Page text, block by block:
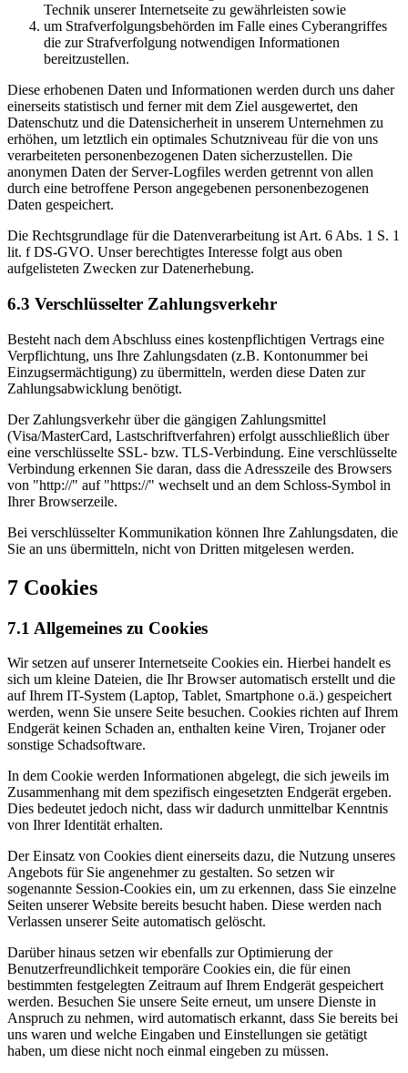
Technik unserer Internetseite zu gewährleisten sowie
um Strafverfolgungsbehörden im Falle eines Cyberangriffes
die zur Strafverfolgung notwendigen Informationen
bereitzustellen.
Diese erhobenen Daten und Informationen werden durch uns daher
einerseits statistisch und ferner mit dem Ziel ausgewertet, den
Datenschutz und die Datensicherheit in unserem Unternehmen zu
erhöhen, um letztlich ein optimales Schutzniveau für die von uns
verarbeiteten personenbezogenen Daten sicherzustellen. Die
anonymen Daten der Server-Logfiles werden getrennt von allen
durch eine betroffene Person angegebenen personenbezogenen
Daten gespeichert.
Die Rechtsgrundlage für die Datenverarbeitung ist Art. 6 Abs. 1 S. 1
lit. f DS-GVO. Unser berechtigtes Interesse folgt aus oben
aufgelisteten Zwecken zur Datenerhebung.
6.3 Verschlüsselter Zahlungsverkehr
Besteht nach dem Abschluss eines kostenpflichtigen Vertrags eine
Verpflichtung, uns Ihre Zahlungsdaten (z.B. Kontonummer bei
Einzugsermächtigung) zu übermitteln, werden diese Daten zur
Zahlungsabwicklung benötigt.
Der Zahlungsverkehr über die gängigen Zahlungsmittel
(Visa/MasterCard, Lastschriftverfahren) erfolgt ausschließlich über
eine verschlüsselte SSL- bzw. TLS-Verbindung. Eine verschlüsselte
Verbindung erkennen Sie daran, dass die Adresszeile des Browsers
von "http://" auf "https://" wechselt und an dem Schloss-Symbol in
Ihrer Browserzeile.
Bei verschlüsselter Kommunikation können Ihre Zahlungsdaten, die
Sie an uns übermitteln, nicht von Dritten mitgelesen werden.
7 Cookies
7.1 Allgemeines zu Cookies
Wir setzen auf unserer Internetseite Cookies ein. Hierbei handelt es
sich um kleine Dateien, die Ihr Browser automatisch erstellt und die
auf Ihrem IT-System (Laptop, Tablet, Smartphone o.ä.) gespeichert
werden, wenn Sie unsere Seite besuchen. Cookies richten auf Ihrem
Endgerät keinen Schaden an, enthalten keine Viren, Trojaner oder
sonstige Schadsoftware.
In dem Cookie werden Informationen abgelegt, die sich jeweils im
Zusammenhang mit dem spezifisch eingesetzten Endgerät ergeben.
Dies bedeutet jedoch nicht, dass wir dadurch unmittelbar Kenntnis
von Ihrer Identität erhalten.
Der Einsatz von Cookies dient einerseits dazu, die Nutzung unseres
Angebots für Sie angenehmer zu gestalten. So setzen wir
sogenannte Session-Cookies ein, um zu erkennen, dass Sie einzelne
Seiten unserer Website bereits besucht haben. Diese werden nach
Verlassen unserer Seite automatisch gelöscht.
Darüber hinaus setzen wir ebenfalls zur Optimierung der
Benutzerfreundlichkeit temporäre Cookies ein, die für einen
bestimmten festgelegten Zeitraum auf Ihrem Endgerät gespeichert
werden. Besuchen Sie unsere Seite erneut, um unsere Dienste in
Anspruch zu nehmen, wird automatisch erkannt, dass Sie bereits bei
uns waren und welche Eingaben und Einstellungen sie getätigt
haben, um diese nicht noch einmal eingeben zu müssen.